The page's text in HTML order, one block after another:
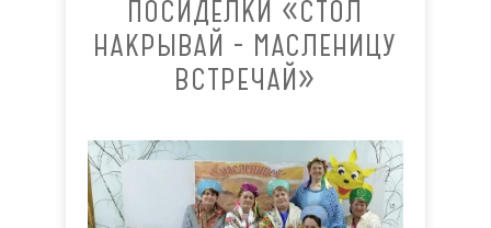
ПОСИДЕЛКИ «СТОЛ
НАКРЫВАЙ - МАСЛЕНИЦУ
ВСТРЕЧАЙ»